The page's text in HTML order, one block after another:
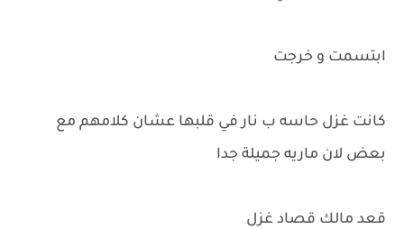
ابتسمت و خرجت
كانت غزل حاسه ب نار في قلبها عشان كلامهم مع
بعض لان ماريه جميلة جدا
قعد مالك قصاد غزل